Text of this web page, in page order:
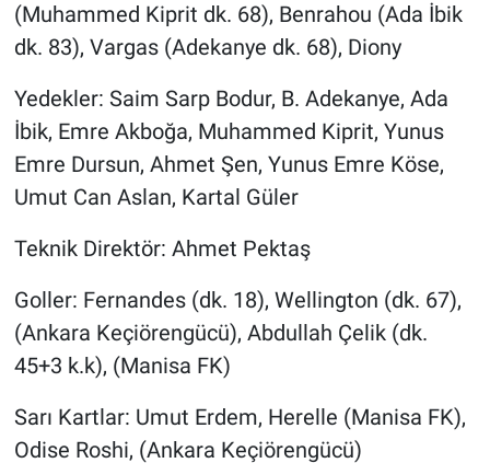
(Muhammed Kiprit dk. 68), Benrahou (Ada İbik
dk. 83), Vargas (Adekanye dk. 68), Diony
Yedekler: Saim Sarp Bodur, B. Adekanye, Ada
İbik, Emre Akboğa, Muhammed Kiprit, Yunus
Emre Dursun, Ahmet Şen, Yunus Emre Köse,
Umut Can Aslan, Kartal Güler
Teknik Direktör: Ahmet Pektaş
Goller: Fernandes (dk. 18), Wellington (dk. 67),
(Ankara Keçiörengücü), Abdullah Çelik (dk.
45+3 k.k), (Manisa FK)
Sarı Kartlar: Umut Erdem, Herelle (Manisa FK),
Odise Roshi, (Ankara Keçiörengücü)